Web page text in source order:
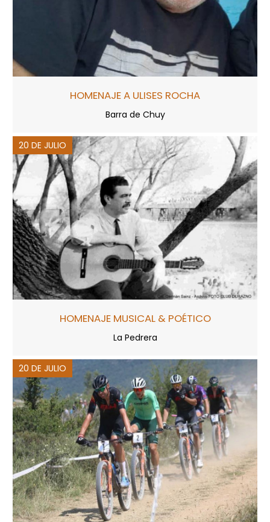
HOMENAJE A ULISES ROCHA
Barra de Chuy
20 DE JULIO
HOMENAJE MUSICAL & POÉTICO
La Pedrera
20 DE JULIO